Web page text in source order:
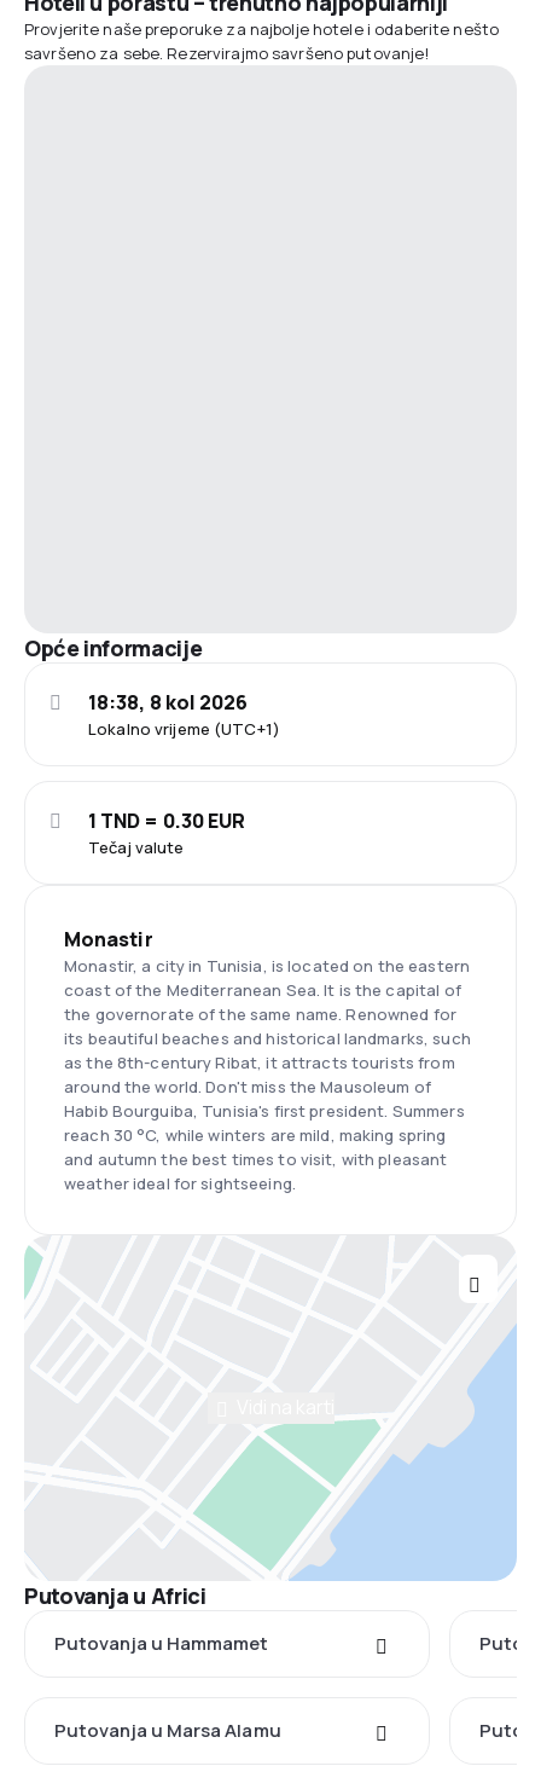
Provjerite naše preporuke za najbolje hotele i odaberite nešto
savršeno za sebe. Rezervirajmo savršeno putovanje!
Opće informacije
Lokalno vrijeme (UTC+1)
18:38, 8 kol 2026
Tečaj valute
1 TND = 0.30 EUR
Monastir
Monastir, a city in Tunisia, is located on the eastern
coast of the Mediterranean Sea. It is the capital of
the governorate of the same name. Renowned for
its beautiful beaches and historical landmarks, such
as the 8th-century Ribat, it attracts tourists from
around the world. Don't miss the Mausoleum of
Habib Bourguiba, Tunisia's first president. Summers
reach 30 °C, while winters are mild, making spring
and autumn the best times to visit, with pleasant
weather ideal for sightseeing.
Putovanja u Africi
Putovanja u Hammamet
Putovanja u Marsa Alamu